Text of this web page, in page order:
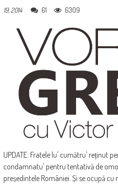
19, 2014
61 6309
UPDATE: Fratele lu' cumătru' reținut
condamnatu' pentru tentativă de
președintele României. Și se ocupă